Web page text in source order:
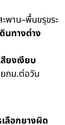
พาน–พื้นขรุขระ
นทางต่าง
ยงเงียบ
กม.ต่อวัน
ลือกยางผิด